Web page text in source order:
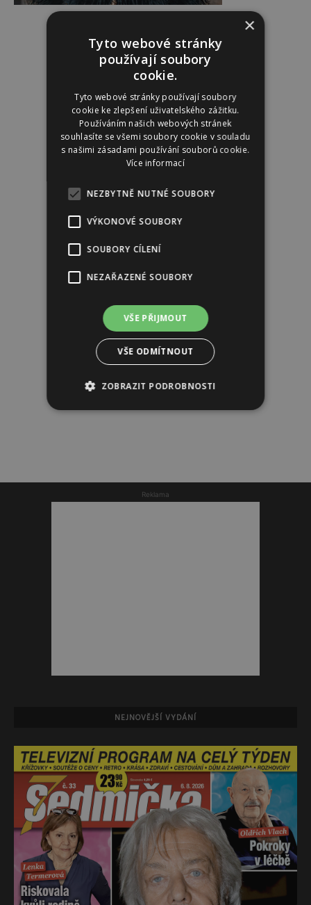
Reklama
Reklama
NEJNOVĚJŠÍ VYDÁNÍ
×
Tyto webové stránky
používají soubory
cookie.
Tyto webové stránky používají soubory
cookie ke zlepšení uživatelského zážitku.
Používáním našich webových stránek
souhlasíte se všemi soubory cookie v souladu
s našimi zásadami používání souborů cookie.
Více informací
NEZBYTNĚ NUTNÉ SOUBORY
VÝKONOVÉ SOUBORY
SOUBORY CÍLENÍ
NEZAŘAZENÉ SOUBORY
VŠE PŘIJMOUT
VŠE ODMÍTNOUT
ZOBRAZIT PODROBNOSTI